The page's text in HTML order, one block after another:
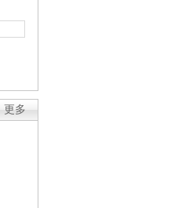
更多